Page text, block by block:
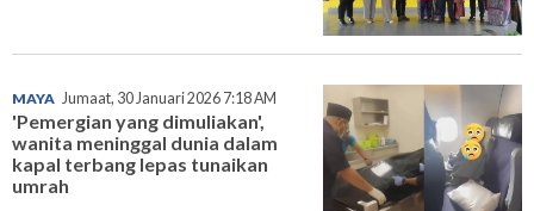
MAYA Jumaat, 30 Januari 2026 7:18 AM
'Pemergian yang dimuliakan',
wanita meninggal dunia dalam
kapal terbang lepas tunaikan
umrah